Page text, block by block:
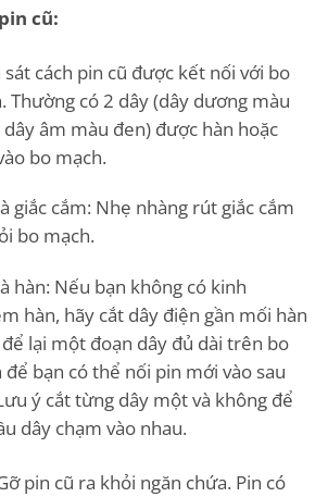
cũ:
sát cách pin cũ được kết nối với bo
Thường có 2 dây (dây dương màu
dây âm màu đen) được hàn hoặc
bo mạch.
giắc cắm: Nhẹ nhàng rút giắc cắm
bo mạch.
hàn: Nếu bạn không có kinh
hàn, hãy cắt dây điện gần mối hàn
lại một đoạn dây đủ dài trên bo
để bạn có thể nối pin mới vào sau
ý cắt từng dây một và không để
dây chạm vào nhau.
pin cũ ra khỏi ngăn chứa. Pin có